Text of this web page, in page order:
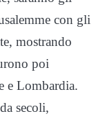
con gli
mostrando
poi
e Lombardia.
secoli,